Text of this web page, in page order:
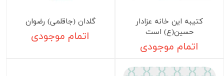
کتیبه این خانه عزادار
حسین(ع) است
اتمام موجودی
گلدان (جاقلمی) رضوان
اتمام موجودی